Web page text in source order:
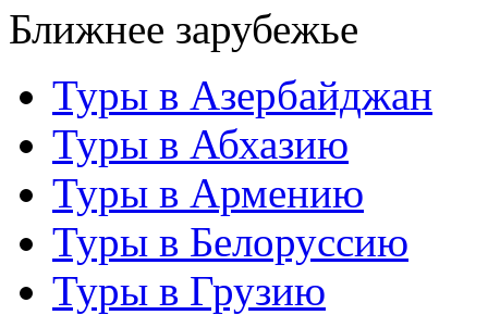
Ближнее зарубежье
Туры в Азербайджан
Туры в Абхазию
Туры в Армению
Туры в Белоруссию
Туры в Грузию